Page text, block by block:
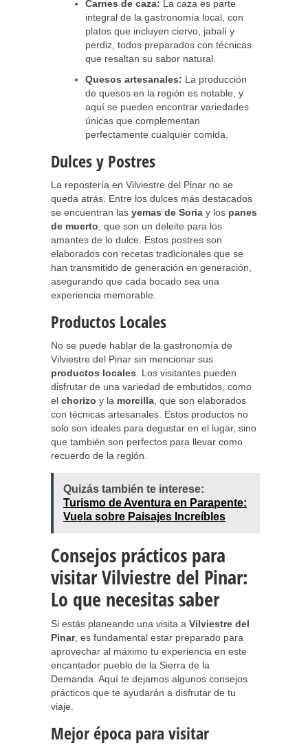
Carnes de caza: La caza es parte
integral de la gastronomía local, con
platos que incluyen ciervo, jabalí y
perdiz, todos preparados con técnicas
que resaltan su sabor natural.
Quesos artesanales: La producción
de quesos en la región es notable, y
aquí se pueden encontrar variedades
únicas que complementan
perfectamente cualquier comida.
Dulces y Postres
La repostería en Vilviestre del Pinar no se
queda atrás. Entre los dulces más destacados
se encuentran las yemas de Soria y los panes
de muerto , que son un deleite para los
amantes de lo dulce. Estos postres son
elaborados con recetas tradicionales que se
han transmitido de generación en generación,
asegurando que cada bocado sea una
experiencia memorable.
Productos Locales
No se puede hablar de la gastronomía de
Vilviestre del Pinar sin mencionar sus
productos locales . Los visitantes pueden
disfrutar de una variedad de embutidos, como
el chorizo y la morcilla , que son elaborados
con técnicas artesanales. Estos productos no
solo son ideales para degustar en el lugar, sino
que también son perfectos para llevar como
recuerdo de la región.
Quizás también te interese:
Turismo de Aventura en Parapente:
Vuela sobre Paisajes Increíbles
Consejos prácticos para
visitar Vilviestre del Pinar:
Lo que necesitas saber
Si estás planeando una visita a Vilviestre del
Pinar, es fundamental estar preparado para
aprovechar al máximo tu experiencia en este
encantador pueblo de la Sierra de la
Demanda. Aquí te dejamos algunos consejos
prácticos que te ayudarán a disfrutar de tu
viaje.
Mejor época para visitar